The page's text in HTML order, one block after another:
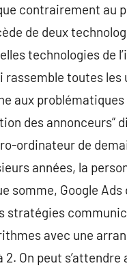
contrairement au
de deux
technologies de
toutes les
aux
des annonceurs”
ordinateur de
années, la
somme, Google
stratégies
avec une
2. On peut